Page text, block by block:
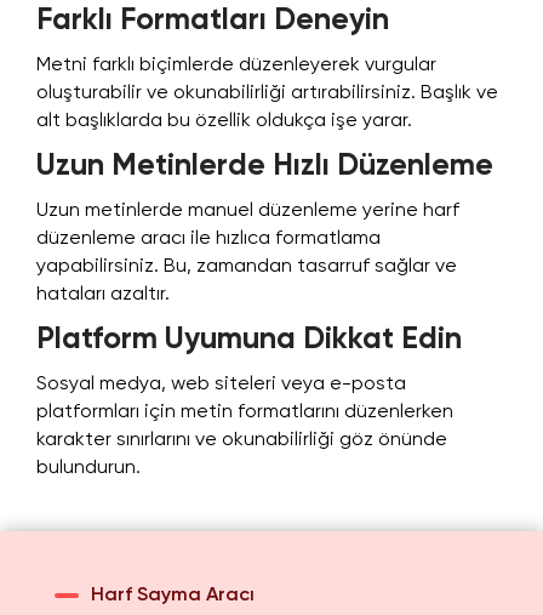
Farklı Formatları Deneyin
Metni farklı biçimlerde düzenleyerek vurgular
oluşturabilir ve okunabilirliği artırabilirsiniz. Başlık ve
alt başlıklarda bu özellik oldukça işe yarar.
Uzun Metinlerde Hızlı Düzenleme
Uzun metinlerde manuel düzenleme yerine harf
düzenleme aracı ile hızlıca formatlama
yapabilirsiniz. Bu, zamandan tasarruf sağlar ve
hataları azaltır.
Platform Uyumuna Dikkat Edin
Sosyal medya, web siteleri veya e-posta
platformları için metin formatlarını düzenlerken
karakter sınırlarını ve okunabilirliği göz önünde
bulundurun.
Harf Sayma Aracı